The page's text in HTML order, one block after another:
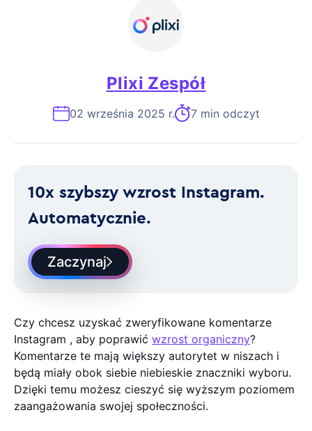
Plixi Zespół
02 września 2025 r. 7 min odczyt
10x szybszy wzrost Instagram.
Automatycznie.
Zaczynaj
Czy chcesz uzyskać zweryfikowane komentarze
Instagram , aby poprawić wzrost organiczny?
Komentarze te mają większy autorytet w niszach i
będą miały obok siebie niebieskie znaczniki wyboru.
Dzięki temu możesz cieszyć się wyższym poziomem
zaangażowania swojej społeczności.